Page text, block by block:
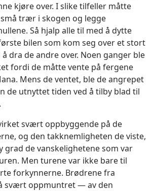
kjøre over. I slike tilfeller måtte
trær i skogen og legge
Så hjalp alle til med å dytte
bilen som kom seg over et stort
dra de andre over. Noen ganger ble
fordi de måtte vente på fergene
Mens de ventet, ble de angrepet
de utnyttet tiden ved å tilby blad til
svært oppbyggende på de
og den takknemligheten de viste,
grad de vanskelighetene som var
Men turene var ikke bare til
forkynnerne. Brødrene fra
svært oppmuntret — av den